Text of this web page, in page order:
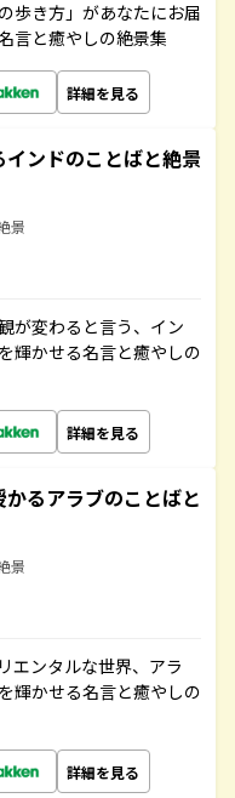
歩き方」があなたにお届
言と癒やしの絶景集
詳細を見る
ンドのことばと絶景
景
が変わると言う、イン
輝かせる名言と癒やしの
詳細を見る
るアラブのことばと
景
エンタルな世界、アラ
輝かせる名言と癒やしの
詳細を見る